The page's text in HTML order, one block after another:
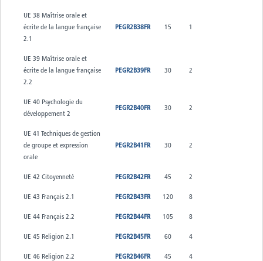
UE 38 Maîtrise orale et
écrite de la langue française
2.1
PEGR2B38FR 15 1
UE 39 Maîtrise orale et
écrite de la langue française
2.2
PEGR2B39FR 30 2
UE 40 Psychologie du
développement 2
PEGR2B40FR 30 2
UE 41 Techniques de gestion
de groupe et expression
orale
PEGR2B41FR 30 2
UE 42 Citoyenneté PEGR2B42FR 45 2
UE 43 Français 2.1 PEGR2B43FR 120 8
UE 44 Français 2.2 PEGR2B44FR 105 8
UE 45 Religion 2.1 PEGR2B45FR 60 4
UE 46 Religion 2.2 PEGR2B46FR 45 4